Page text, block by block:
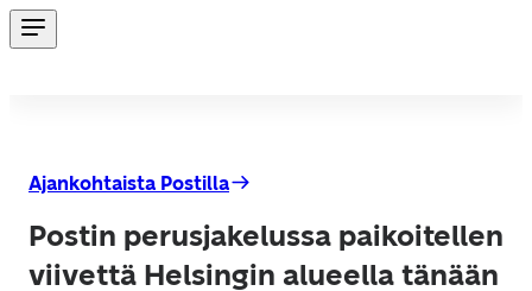
Ajankohtaista Postilla
Postin perusjakelussa paikoitellen
viivettä Helsingin alueella tänään